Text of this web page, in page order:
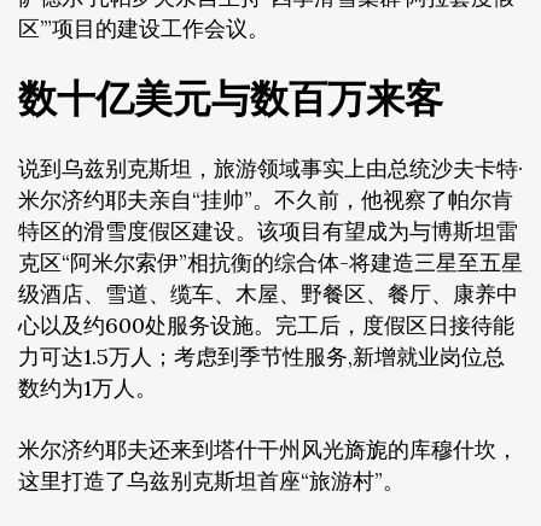
区’”项目的建设工作会议。
数十亿美元与数百万来客
说到乌兹别克斯坦，旅游领域事实上由总统沙夫卡特·
米尔济约耶夫亲自“挂帅”。不久前，他视察了帕尔肯
特区的滑雪度假区建设。该项目有望成为与博斯坦雷
克区“阿米尔索伊”相抗衡的综合体-将建造三星至五星
级酒店、雪道、缆车、木屋、野餐区、餐厅、康养中
心以及约600处服务设施。完工后，度假区日接待能
力可达1.5万人；考虑到季节性服务,新增就业岗位总
数约为1万人。
米尔济约耶夫还来到塔什干州风光旖旎的库穆什坎，
这里打造了乌兹别克斯坦首座“旅游村”。